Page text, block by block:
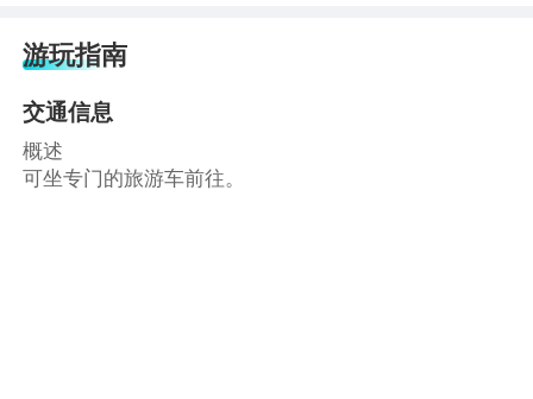
游玩指南
交通信息
概述
可坐专门的旅游车前往。